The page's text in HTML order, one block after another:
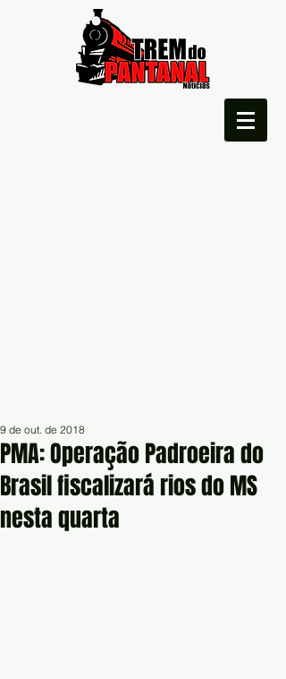
PMA: Operação Padroeira do
Brasil fiscalizará rios do MS
nesta quarta
9 de out. de 2018